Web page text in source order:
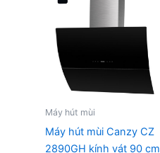
Máy hút mùi
Máy hút mùi Canzy CZ
2890GH kính vát 90 cm